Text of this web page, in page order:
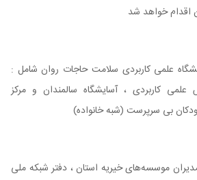
اقدام خواهد شد
علمی کاربردی سلامت حاجات روان شامل :
علمی کاربردی ، آسایشگاه سالمندان و مرکز
بی سرپرست (شبه خانواده)
موسسه‌های خیریه استان ، دفتر شبکه ملی